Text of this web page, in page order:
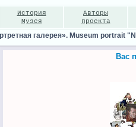
История
Музея
Авторы
проекта
галерея». Museum portrait
Вас